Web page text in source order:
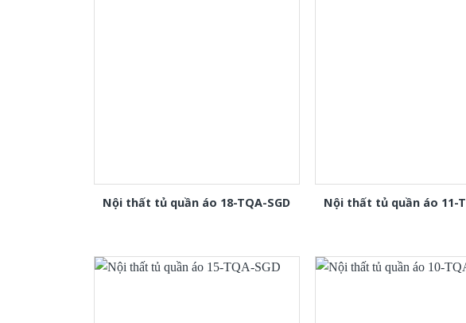
Nội thất tủ quần áo 18-TQA-SGD Nội thất tủ quần áo 11-